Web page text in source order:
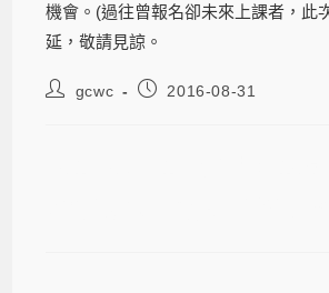
機會。(過往曾報名卻未來上課者，此
延，敬請見諒。
gcwc 2016-08-31